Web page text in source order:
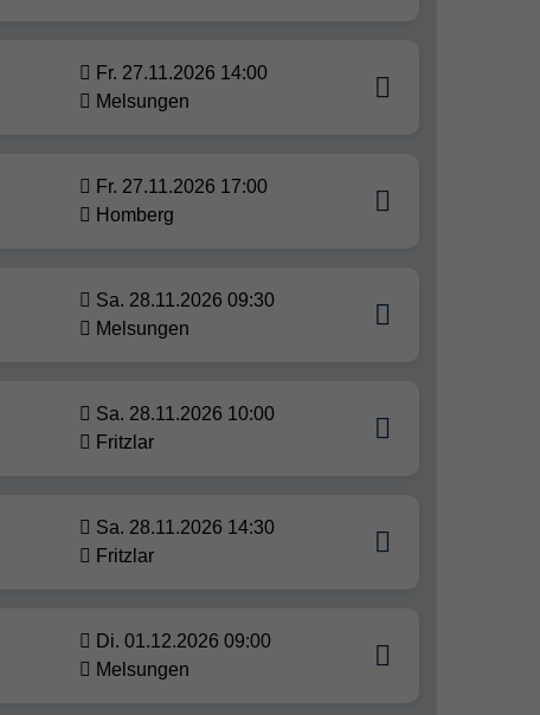
Fr. 27.11.2026 14:00
Melsungen
Fr. 27.11.2026 17:00
Homberg
Sa. 28.11.2026 09:30
Melsungen
Sa. 28.11.2026 10:00
Fritzlar
Sa. 28.11.2026 14:30
Fritzlar
Di. 01.12.2026 09:00
Melsungen